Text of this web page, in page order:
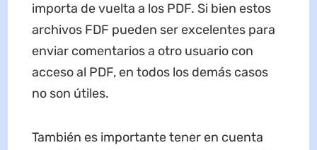
importa de vuelta a los PDF. Si bien estos
archivos FDF pueden ser excelentes para
enviar comentarios a otro usuario con
acceso al PDF, en todos los demás casos
no son útiles.
También es importante tener en cuenta